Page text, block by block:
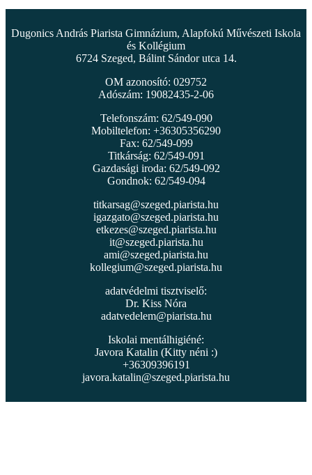
Dugonics András Piarista Gimnázium, Alapfokú Művészeti Iskola
és Kollégium
6724 Szeged, Bálint Sándor utca 14.
OM azonosító: 029752
Adószám: 19082435-2-06
Telefonszám: 62/549-090
Mobiltelefon: +36305356290
Fax: 62/549-099
Titkárság: 62/549-091
Gazdasági iroda: 62/549-092
Gondnok: 62/549-094
titkarsag@szeged.piarista.hu
igazgato@szeged.piarista.hu
etkezes@szeged.piarista.hu
it@szeged.piarista.hu
ami@szeged.piarista.hu
kollegium@szeged.piarista.hu
adatvédelmi tisztviselő:
Dr. Kiss Nóra
adatvedelem@piarista.hu
Iskolai mentálhigiéné:
Javora Katalin (Kitty néni :)
+36309396191
javora.katalin@szeged.piarista.hu